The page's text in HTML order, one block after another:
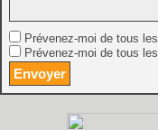
Prévenez-moi de tous
Prévenez-moi de tous